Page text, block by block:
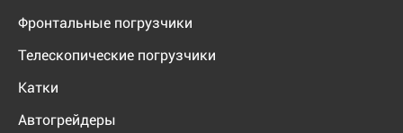
Фронтальные погрузчики
Телескопические погрузчики
Катки
Автогрейдеры